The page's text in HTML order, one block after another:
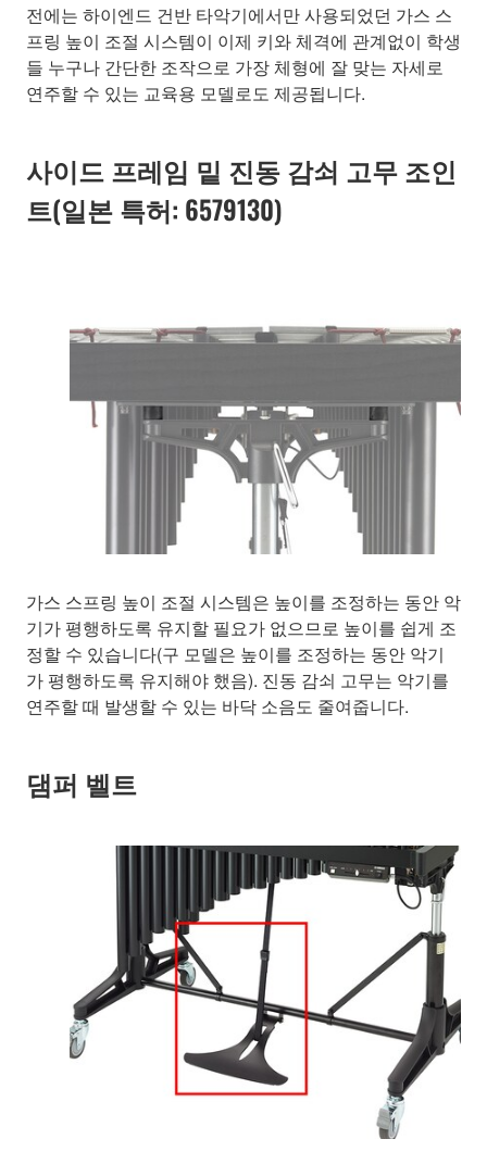
전에는 하이엔드 건반 타악기에서만 사용되었던 가스 스
프링 높이 조절 시스템이 이제 키와 체격에 관계없이 학생
들 누구나 간단한 조작으로 가장 체형에 잘 맞는 자세로
연주할 수 있는 교육용 모델로도 제공됩니다.
사이드 프레임 밑 진동 감쇠 고무 조인
트(일본 특허: 6579130)
가스 스프링 높이 조절 시스템은 높이를 조정하는 동안 악
기가 평행하도록 유지할 필요가 없으므로 높이를 쉽게 조
정할 수 있습니다(구 모델은 높이를 조정하는 동안 악기
가 평행하도록 유지해야 했음). 진동 감쇠 고무는 악기를
연주할 때 발생할 수 있는 바닥 소음도 줄여줍니다.
댐퍼 벨트